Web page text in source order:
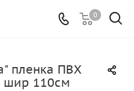
0
пленка ПВХ
шир 110см